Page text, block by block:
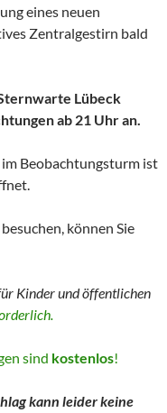
eines neuen
Zentralgestirn bald
Lübeck
ab 21 Uhr an.
Beobachtungsturm ist
können Sie
Kinder undöffentlichen
sind kostenlos!
kann leider keine